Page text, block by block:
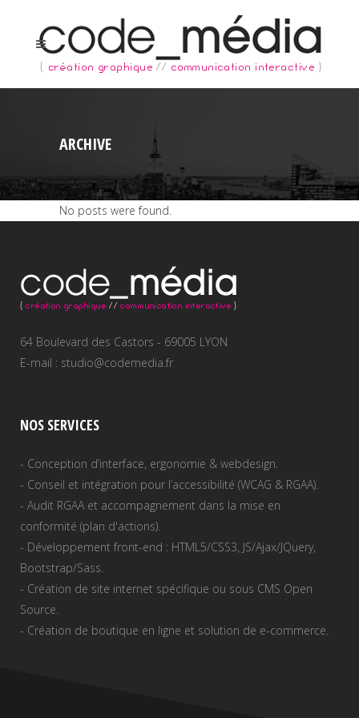
ARCHIVE
No posts were found.
64 Boulevard des Castors - 69005 LYON
E-mail : studio@codemedia.fr
NOS SERVICES
- Conception d’interface, ergonomie & webdesign.
- Conseil et intégration pour l’accessibilité (WCAG & RGAA).
- Audit RGAA et accompagnement dans la mise en
conformité (plan d'actions).
- Développement front-end : HTML5/CSS3, JS/Ajax/JQuery,
Bootstrap/Sass.
- Création de site internet spécifique ou sous CMS Open
Source.
- Création de boutique en ligne et solution de e-commerce.